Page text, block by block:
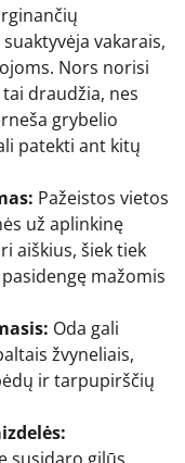
vakarais,
Nors norisi
draudžia, nes
grybelio
patekti ant kitų
Pažeistos vietos
už aplinkinę
aiškius, šiek tiek
mažomis
Oda gali
žvyneliais,
ir tarpupirščių